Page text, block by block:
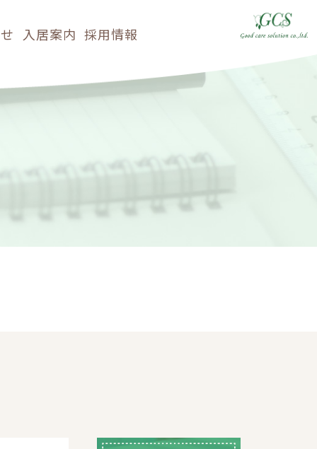
入居案内 採用情報